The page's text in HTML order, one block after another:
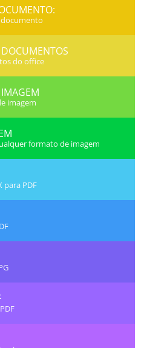
documento
do office
imagem
formato de imagem
para PDF